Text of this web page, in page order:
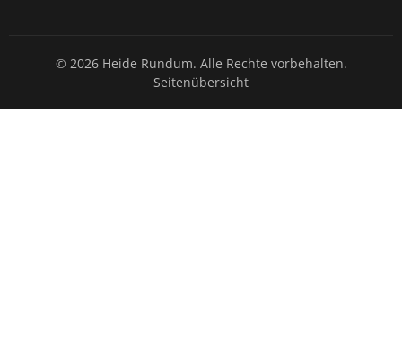
© 2026 Heide Rundum. Alle Rechte vorbehalten.
Seitenübersicht